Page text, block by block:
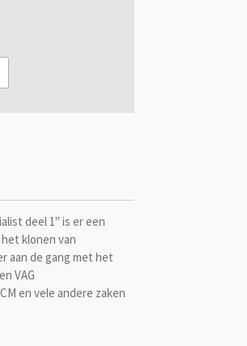
deel 1" is er een
klonen van
aan de gang met het
VAG
en vele andere zaken